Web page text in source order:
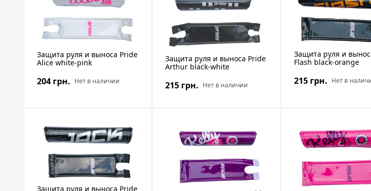
Защита руля и выноса Pride
Alice white-pink
204 грн. Нет в наличии
Защита руля и выноса Pride
Arthur black-white
215 грн. Нет в наличии
Защита руля и
Flash black-orange
215 грн. Нет в
Защита руля и выноса Pride